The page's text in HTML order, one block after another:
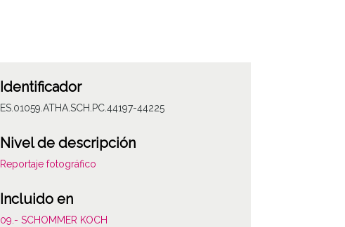
Identificador
ES.01059.ATHA.SCH.PC.44197-44225
Nivel de descripción
Reportaje fotográfico
Incluido en
09.- SCHOMMER KOCH